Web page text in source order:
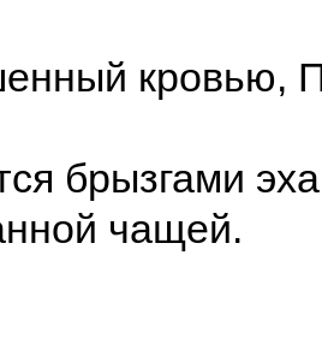
кровью,
брызгами
чащей.